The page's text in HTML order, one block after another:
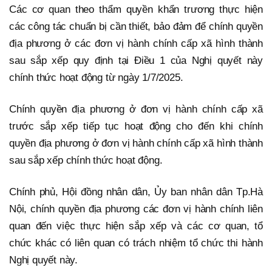
Các cơ quan theo thẩm quyền khẩn trương thực hiện
các công tác chuẩn bị cần thiết, bảo đảm để chính quyền
địa phương ở các đơn vị hành chính cấp xã hình thành
sau sắp xếp quy định tại Điều 1 của Nghị quyết này
chính thức hoạt động từ ngày 1/7/2025.
Chính quyền địa phương ở đơn vị hành chính cấp xã
trước sắp xếp tiếp tục hoạt động cho đến khi chính
quyền địa phương ở đơn vị hành chính cấp xã hình thành
sau sắp xếp chính thức hoạt động.
Chính phủ, Hội đồng nhân dân, Ủy ban nhân dân Tp.Hà
Nội, chính quyền địa phương các đơn vị hành chính liên
quan đến việc thực hiện sắp xếp và các cơ quan, tổ
chức khác có liên quan có trách nhiệm tổ chức thi hành
Nghị quyết này.